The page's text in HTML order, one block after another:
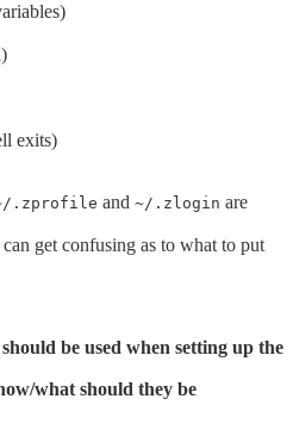
exits)
.zprofile and ~/.zlogin are
get confusing as to what to put
be used when setting up the
what should they be